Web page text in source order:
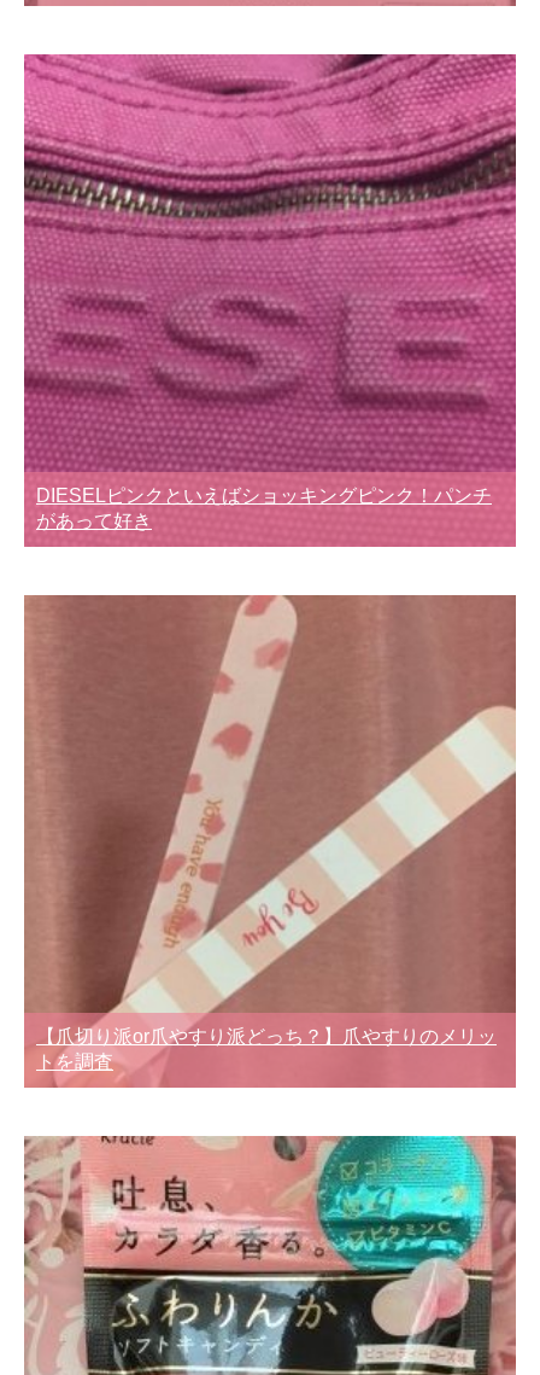
DIESELピンクといえばショッキングピンク！パンチ
があって好き
【爪切り派or爪やすり派どっち？】爪やすりのメリッ
トを調査